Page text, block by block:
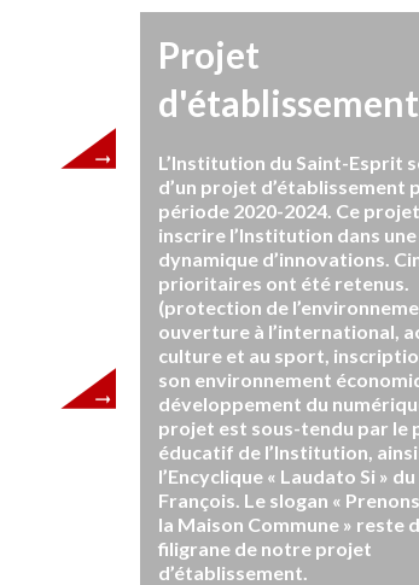
Projet
d'établissement
L’Institution du Saint-Esprit
d’un projet d’établissement
période 2020-2024. Ce
inscrire l’Institution dans une
dynamique d’innovations.
prioritaires ont été retenus.
(protection de
ouverture à l’international,
culture et au sport,
son environnement
développement du
projet est sous-tendu par le
éducatif de l’Institution,
l’Encyclique « Laudato Si »
François. Le slogan «
la Maison Commune » reste
filigrane de notre projet
d’établissement.